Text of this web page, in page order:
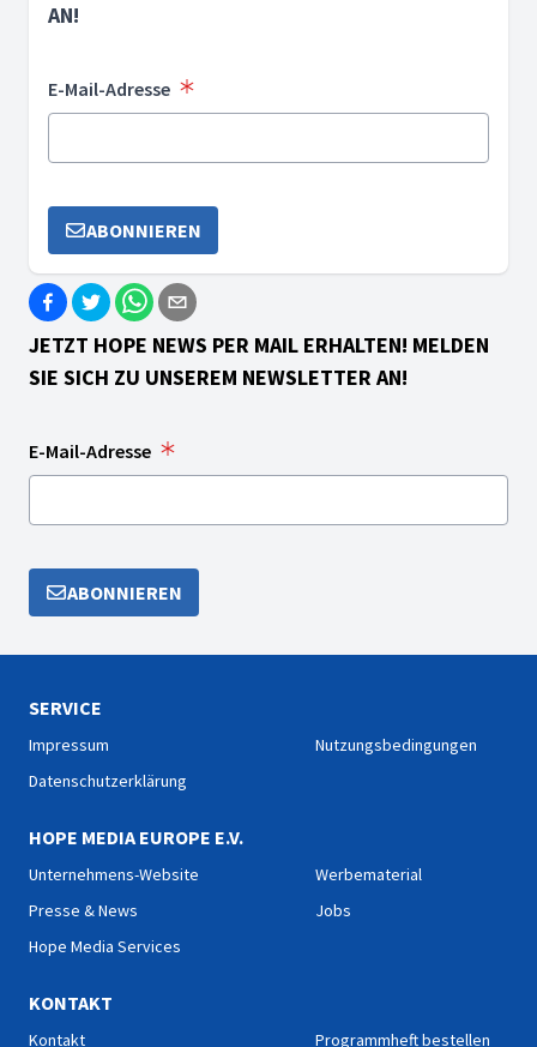
AN!
E-Mail-Adresse
ABONNIEREN
JETZT HOPE NEWS PER MAIL ERHALTEN! MELDEN
SIE SICH ZU UNSEREM NEWSLETTER AN!
E-Mail-Adresse
ABONNIEREN
SERVICE
Impressum
Datenschutzerklärung
Nutzungsbedingungen
HOPE MEDIA EUROPE E.V.
Unternehmens-Website
Presse & News
Hope Media Services
Werbematerial
Jobs
KONTAKT
Kontakt Programmheft bestellen